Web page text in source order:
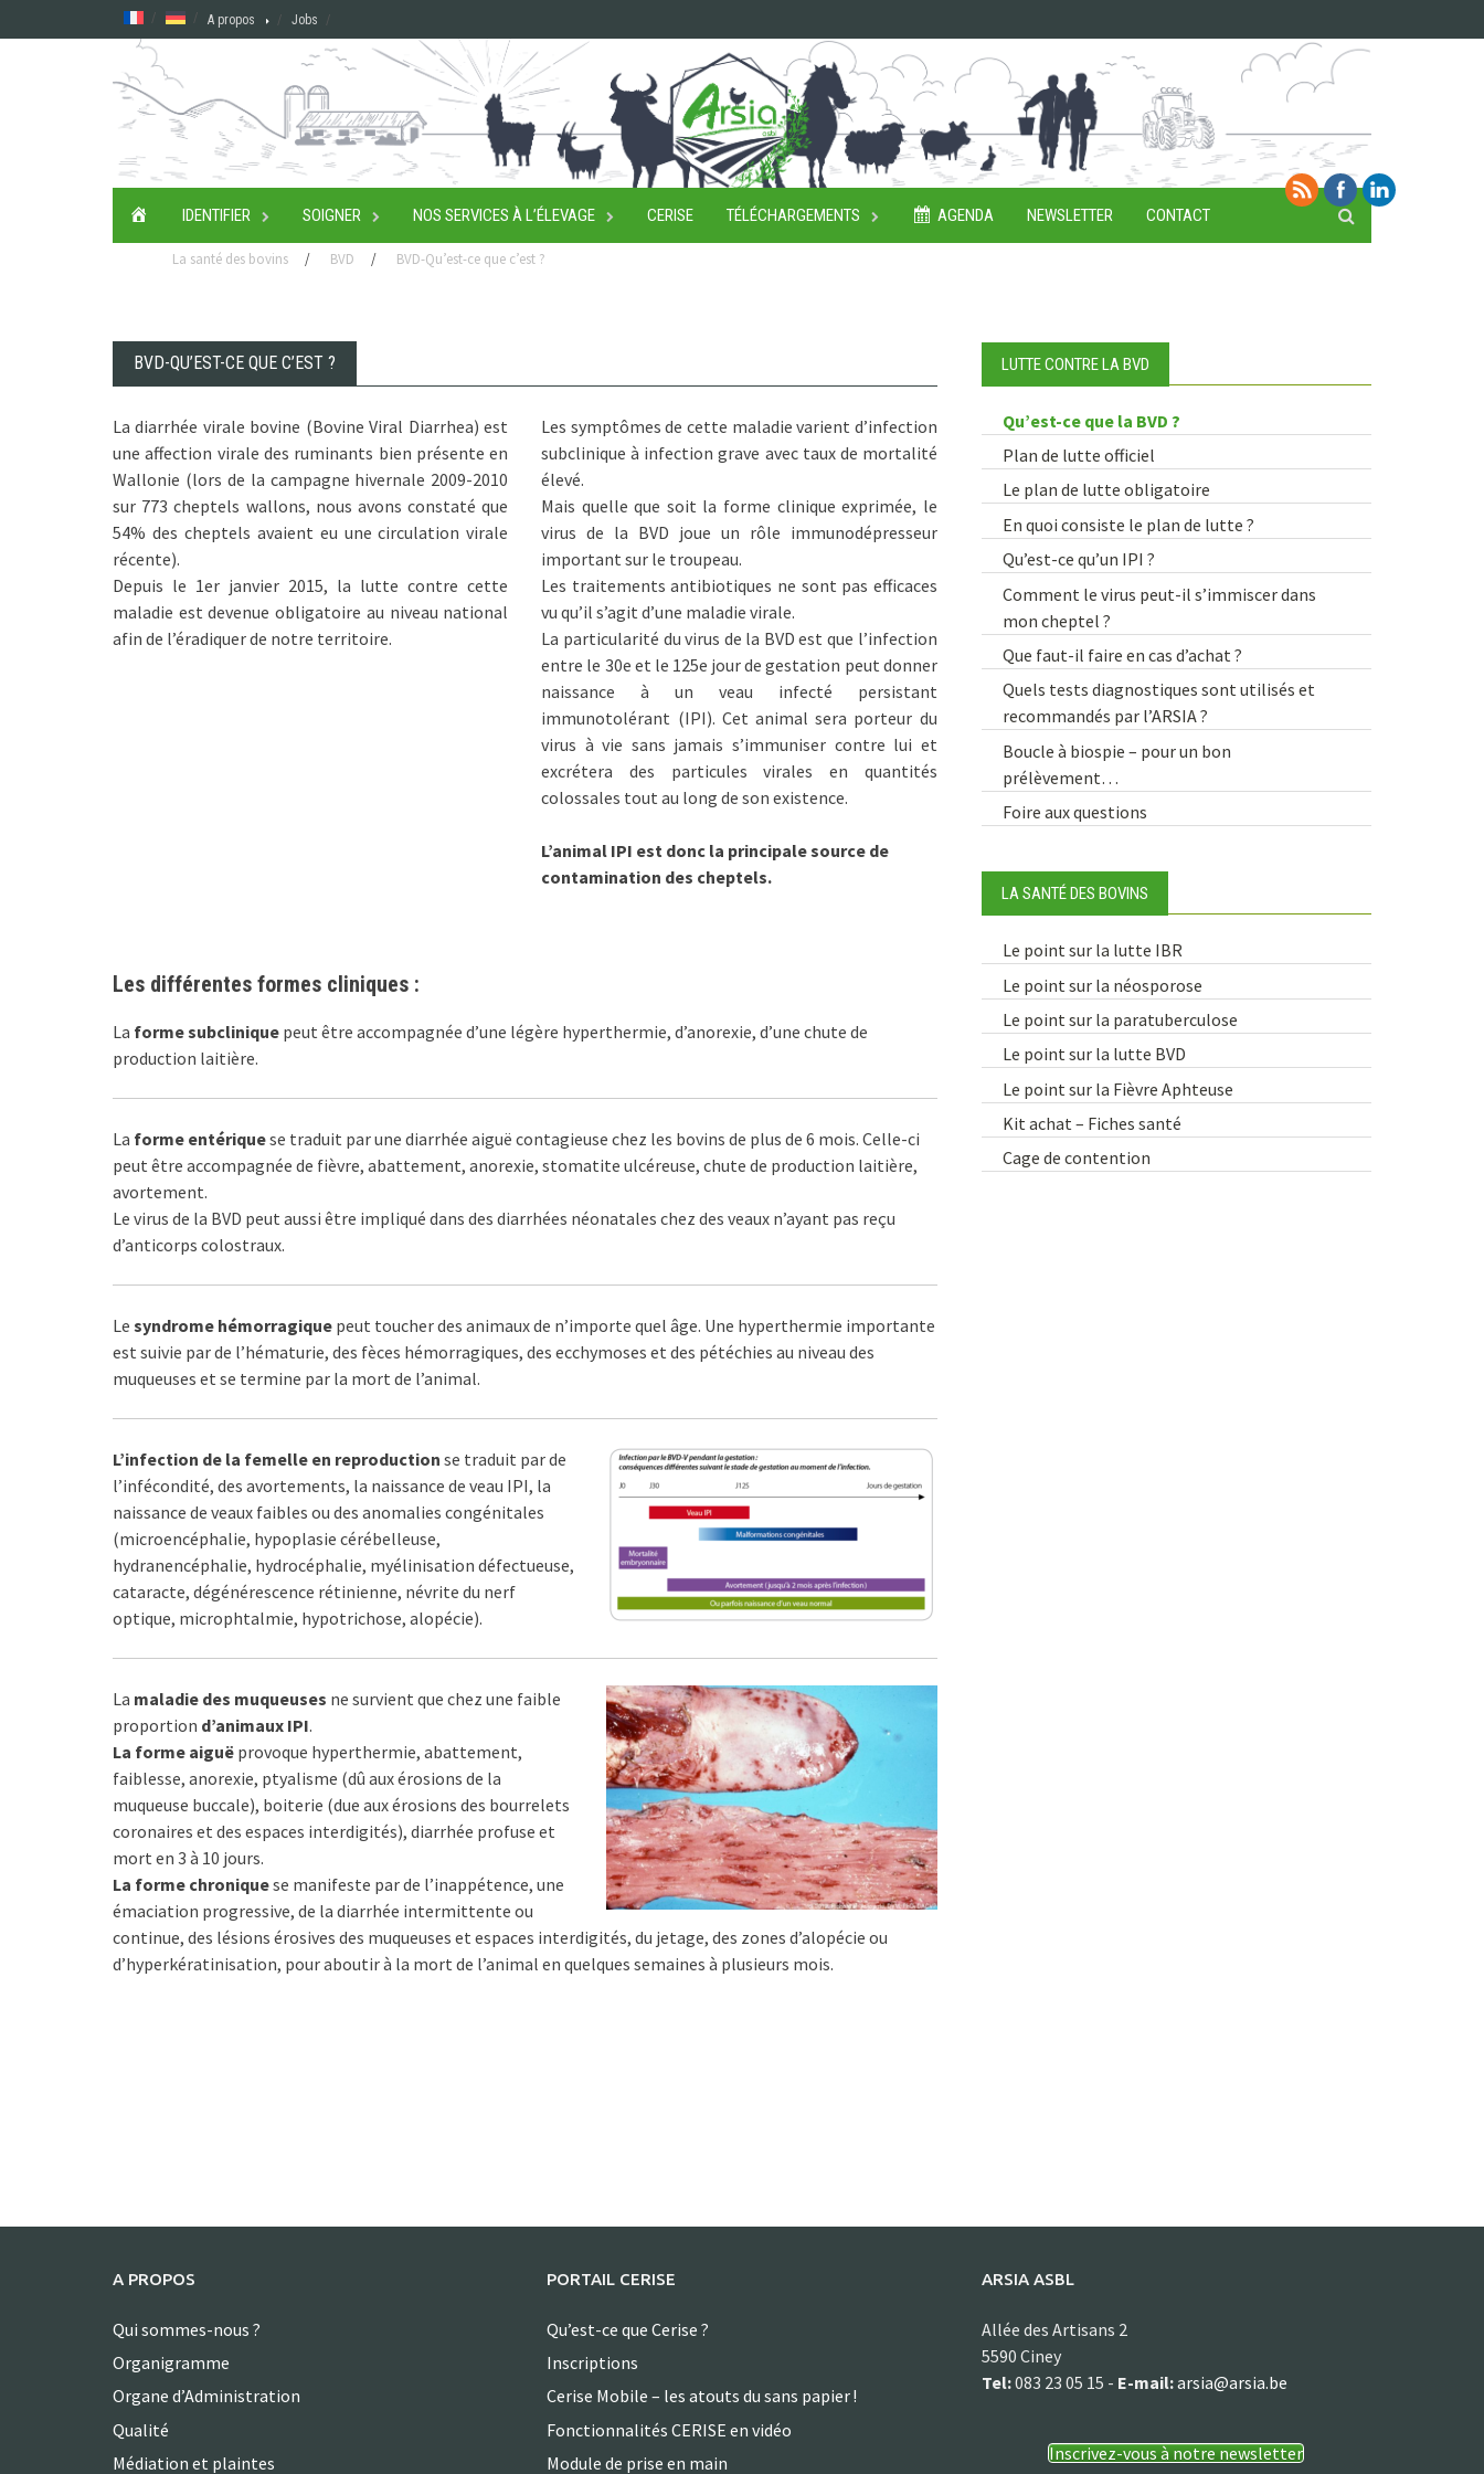
to
A propos Jobs
ACCUEILIDENTIFIER SOIGNER NOS SERVICES À L’ÉLEVAGE CERISE TÉLÉCHARGEMENTS AGENDA NEWSLETTER CONTACT
La santé des bovins / BVD / BVD-Qu’est-ce que c’est ?
BVD-QU’EST-CE QUE C’EST ?
La diarrhée virale bovine (Bovine Viral Diarrhea) est
une affection virale des ruminants bien présente en
Wallonie (lors de la campagne hivernale 2009-2010
sur 773 cheptels wallons, nous avons constaté que
54% des cheptels avaient eu une circulation virale
récente).
Depuis le 1er janvier 2015, la lutte contre cette
maladie est devenue obligatoire au niveau national
afin de l’éradiquer de notre territoire.
Les symptômes de cette maladie varient d’infection
subclinique à infection grave avec taux de mortalité
élevé.
Mais quelle que soit la forme clinique exprimée, le
virus de la BVD joue un rôle immunodépresseur
important sur le troupeau.
Les traitements antibiotiques ne sont pas efficaces
vu qu’il s’agit d’une maladie virale.
La particularité du virus de la BVD est que l’infection
entre le 30e et le 125e jour de gestation peut donner
naissance à un veau infecté persistant
immunotolérant (IPI). Cet animal sera porteur du
virus à vie sans jamais s’immuniser contre lui et
excrétera des particules virales en quantités
colossales tout au long de son existence.
L’animal IPI est donc la principale source de
contamination des cheptels.
Les différentes formes cliniques :
La forme subclinique peut être accompagnée d’une légère hyperthermie, d’anorexie, d’une chute de
production laitière.
La forme entériquese traduit par une diarrhée aiguë contagieuse chez les bovins de plus de 6 mois. Celle-ci
peut être accompagnée de fièvre, abattement, anorexie, stomatite ulcéreuse, chute de production laitière,
avortement.
Le virus de la BVD peut aussi être impliqué dans des diarrhées néonatales chez des veaux n’ayant pas reçu
d’anticorps colostraux.
Le syndrome hémorragique peut toucher des animaux de n’importe quel âge. Une hyperthermie importante
est suivie par de l’hématurie, des fèces hémorragiques, des ecchymoses et des pétéchies au niveau des
muqueuses et se termine par la mort de l’animal.
L’infection de la femelle en reproduction se traduit par de
l’infécondité, des avortements, la naissance de veau IPI, la
naissance de veaux faibles ou des anomalies congénitales
(microencéphalie, hypoplasie cérébelleuse,
hydranencéphalie, hydrocéphalie, myélinisation défectueuse,
cataracte, dégénérescence rétinienne, névrite du nerf
optique, microphtalmie, hypotrichose, alopécie).
La maladie des muqueuses ne survient que chez une faible
proportion d’animaux IPI.
La forme aiguë provoque hyperthermie, abattement,
faiblesse, anorexie, ptyalisme (dû aux érosions de la
muqueuse buccale), boiterie (due aux érosions des bourrelets
coronaires et des espaces interdigités), diarrhée profuse et
mort en 3 à 10 jours.
La forme chroniquese manifeste par de l’inappétence, une
émaciation progressive, de la diarrhée intermittente ou
continue, des lésions érosives des muqueuses et espaces interdigités, du jetage, des zones d’alopécie ou
d’hyperkératinisation, pour aboutir à la mort de l’animal en quelques semaines à plusieurs mois.
LUTTE CONTRE LA BVD
Qu’est-ce que la BVD ?
Plan de lutte officiel
Le plan de lutte obligatoire
En quoi consiste le plan de lutte ?
Qu’est-ce qu’un IPI ?
Comment le virus peut-il s’immiscer dans
mon cheptel ?
Que faut-il faire en cas d’achat ?
Quels tests diagnostiques sont utilisés et
recommandés par l’ARSIA ?
Boucle à biospie – pour un bon
prélèvement…
Foire aux questions
LA SANTÉ DES BOVINS
Le point sur la lutte IBR
Le point sur la néosporose
Le point sur la paratuberculose
Le point sur la lutte BVD
Le point sur la Fièvre Aphteuse
Kit achat – Fiches santé
Cage de contention
A PROPOS
Qui sommes-nous ?
Organigramme
Organe d’Administration
Qualité
Médiation et plaintes
PORTAIL CERISE
Qu’est-ce que Cerise ?
Inscriptions
Cerise Mobile – les atouts du sans papier !
Fonctionnalités CERISE en vidéo
Module de prise en main
ARSIA ASBL
Allée des Artisans 2
5590 Ciney
Tel:083 23 05 15 - E-mail:arsia@arsia.be
Inscrivez-vous à notre newsletter